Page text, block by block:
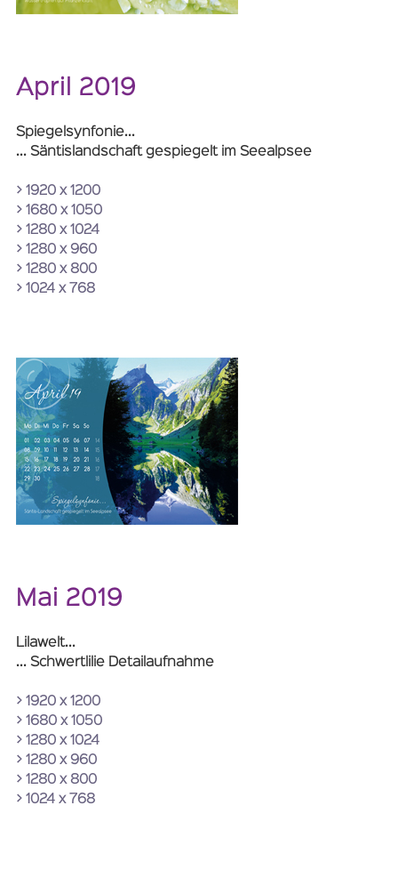
April 2019
Spiegelsynfonie...
... Säntislandschaft gespiegelt im Seealpsee
> 1920 x 1200
> 1680 x 1050
> 1280 x 1024
> 1280 x 960
> 1280 x 800
> 1024 x 768
Mai 2019
Lilawelt...
... Schwertlilie Detailaufnahme
> 1920 x 1200
> 1680 x 1050
> 1280 x 1024
> 1280 x 960
> 1280 x 800
> 1024 x 768